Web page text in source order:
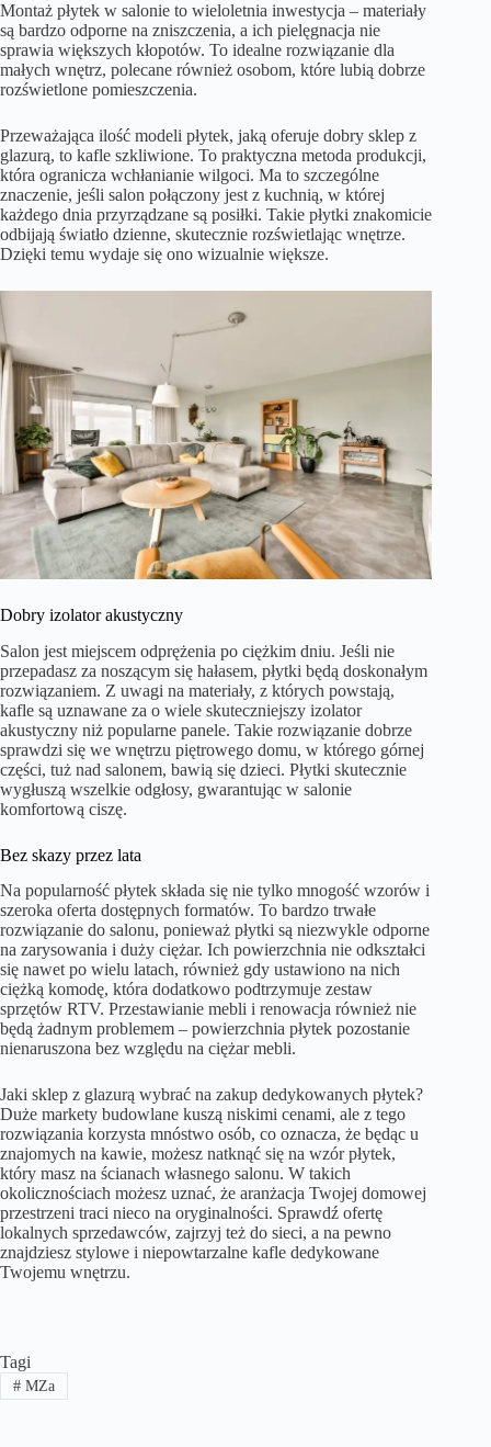
Montaż płytek w salonie to wieloletnia inwestycja – materiały
są bardzo odporne na zniszczenia, a ich pielęgnacja nie
sprawia większych kłopotów. To idealne rozwiązanie dla
małych wnętrz, polecane również osobom, które lubią dobrze
rozświetlone pomieszczenia.
Przeważająca ilość modeli płytek, jaką oferuje dobry sklep z
glazurą, to kafle szkliwione. To praktyczna metoda produkcji,
która ogranicza wchłanianie wilgoci. Ma to szczególne
znaczenie, jeśli salon połączony jest z kuchnią, w której
każdego dnia przyrządzane są posiłki. Takie płytki znakomicie
odbijają światło dzienne, skutecznie rozświetlając wnętrze.
Dzięki temu wydaje się ono wizualnie większe.
Dobry izolator akustyczny
Salon jest miejscem odprężenia po ciężkim dniu. Jeśli nie
przepadasz za noszącym się hałasem, płytki będą doskonałym
rozwiązaniem. Z uwagi na materiały, z których powstają,
kafle są uznawane za o wiele skuteczniejszy izolator
akustyczny niż popularne panele. Takie rozwiązanie dobrze
sprawdzi się we wnętrzu piętrowego domu, w którego górnej
części, tuż nad salonem, bawią się dzieci. Płytki skutecznie
wygłuszą wszelkie odgłosy, gwarantując w salonie
komfortową ciszę.
Bez skazy przez lata
Na popularność płytek składa się nie tylko mnogość wzorów i
szeroka oferta dostępnych formatów. To bardzo trwałe
rozwiązanie do salonu, ponieważ płytki są niezwykle odporne
na zarysowania i duży ciężar. Ich powierzchnia nie odkształci
się nawet po wielu latach, również gdy ustawiono na nich
ciężką komodę, która dodatkowo podtrzymuje zestaw
sprzętów RTV. Przestawianie mebli i renowacja również nie
będą żadnym problemem – powierzchnia płytek pozostanie
nienaruszona bez względu na ciężar mebli.
Jaki sklep z glazurą wybrać na zakup dedykowanych płytek?
Duże markety budowlane kuszą niskimi cenami, ale z tego
rozwiązania korzysta mnóstwo osób, co oznacza, że będąc u
znajomych na kawie, możesz natknąć się na wzór płytek,
który masz na ścianach własnego salonu. W takich
okolicznościach możesz uznać, że aranżacja Twojej domowej
przestrzeni traci nieco na oryginalności. Sprawdź ofertę
lokalnych sprzedawców, zajrzyj też do sieci, a na pewno
znajdziesz stylowe i niepowtarzalne kafle dedykowane
Twojemu wnętrzu.
Tagi
#MZa